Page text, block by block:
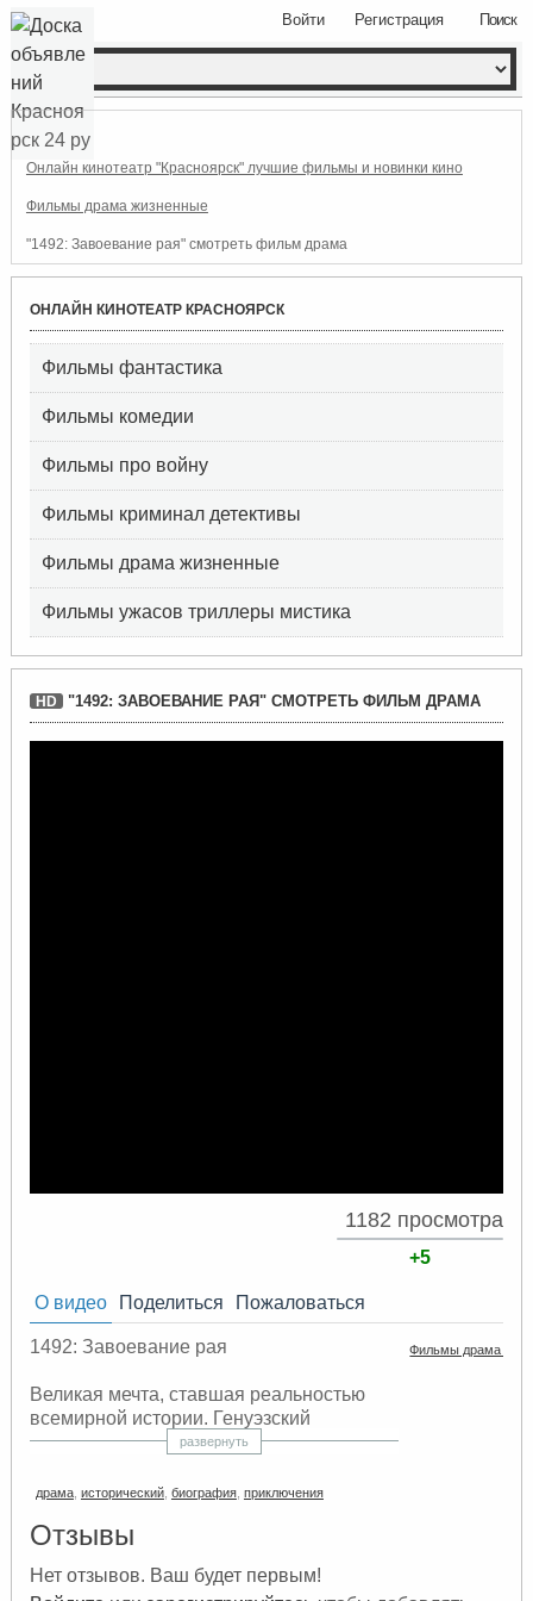
Поиск
Войти Регистрация
Онлайн кинотеатр "Красноярск" лучшие фильмы и новинки кино
Фильмы драма жизненные
"1492: Завоевание рая" смотреть фильм драма
ОНЛАЙН КИНОТЕАТР КРАСНОЯРСК
Фильмы фантастика
Фильмы комедии
Фильмы про войну
Фильмы криминал детективы
Фильмы драма жизненные
Фильмы ужасов триллеры мистика
HD "1492: ЗАВОЕВАНИЕ РАЯ" СМОТРЕТЬ ФИЛЬМ ДРАМА
1182 просмотра
+5
О видео Поделиться Пожаловаться
1492: Завоевание рая
Великая мечта, ставшая реальностью
всемирной истории. Генуэзский
мореплаватель Христофор Колумб всю
Индию. Много лет все только смеялись
проложить морской маршрут на Восток
убедить испанскую королеву Изабеллу
развернуть
драма, исторический, биография, приключения
Фильмы драма
Отзывы
Нет отзывов. Ваш будет первым!